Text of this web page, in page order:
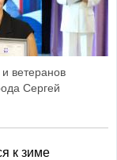
ветеранов
Сергей
к зиме